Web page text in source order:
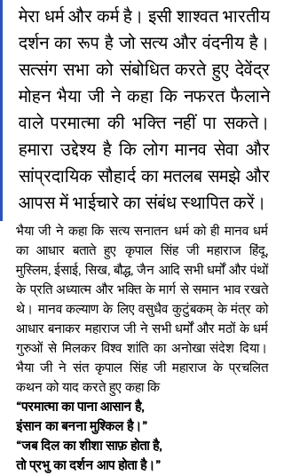
मेरा धर्म और कर्म है। इसी शाश्वत भारतीय
दर्शन का रूप है जो सत्य और वंदनीय है।
सत्संग सभा को संबोधित करते हुए देवेंद्र
मोहन भैया जी ने कहा कि नफरत फैलाने
वाले परमात्मा की भक्ति नहीं पा सकते।
हमारा उद्देश्य है कि लोग मानव सेवा और
सांप्रदायिक सौहार्द का मतलब समझे और
आपस में भाईचारे का संबंध स्थापित करें।
भैया जी ने कहा कि सत्य सनातन धर्म को ही मानव धर्म
का आधार बताते हुए कृपाल सिंह जी महाराज हिंदू,
मुस्लिम, ईसाई, सिख, बौद्ध, जैन आदि सभी धर्मों और पंथों
के प्रति अध्यात्म और भक्ति के मार्ग से समान भाव रखते
थे। मानव कल्याण के लिए वसुधैव कुटुंबकम् के मंत्र को
आधार बनाकर महाराज जी ने सभी धर्मों और मठों के धर्म
गुरुओं से मिलकर विश्व शांति का अनोखा संदेश दिया।
भैया जी ने संत कृपाल सिंह जी महाराज के प्रचलित
कथन को याद करते हुए कहा कि
“परमात्मा का पाना आसान है,
इंसान का बनना मुश्किल है।”
“जब दिल का शीशा साफ़ होता है,
तो प्रभु का दर्शन आप होता है।”